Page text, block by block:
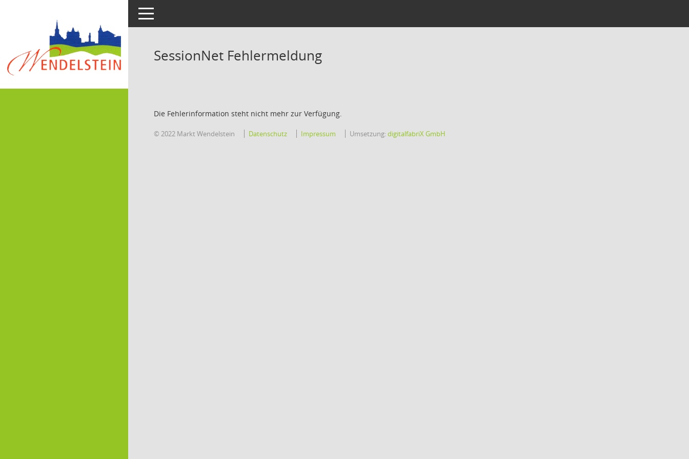
Toggle navigation
SessionNet Fehlermeldung
Die Fehlerinformation steht nicht mehr zur Verfügung.
© 2022 Markt Wendelstein Datenschutz Impressum Umsetzung:digitalfabriX GmbH